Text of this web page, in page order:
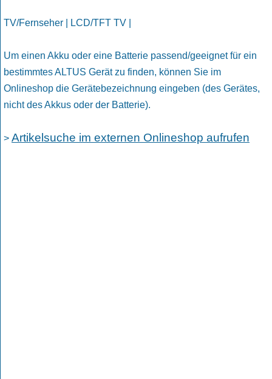
TV/Fernseher | LCD/TFT TV |
Um einen Akku oder eine Batterie passend/geeignet für ein
bestimmtes ALTUS Gerät zu finden, können Sie im
Onlineshop die Gerätebezeichnung eingeben (des Gerätes,
nicht des Akkus oder der Batterie).
> Artikelsuche im externen Onlineshop aufrufen